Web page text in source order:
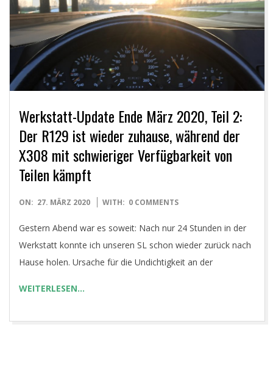
T
Werkstatt-Update Ende März 2020, Teil 2:
Der R129 ist wieder zuhause, während der
X308 mit schwieriger Verfügbarkeit von
Teilen kämpft
2020-
27
ON: 27. MÄRZ 2020 WITH: 0 COMMENTS
Gestern Abend war es soweit: Nach nur 24 Stunden in der
Werkstatt konnte ich unseren SL schon wieder zurück nach
Hause holen. Ursache für die Undichtigkeit an der
WEITERLESEN…